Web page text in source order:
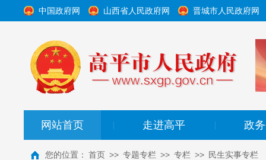
中国政府网 山西省人民政府网 晋城市人民政府网
网站首页 走进高平 政
您的位置： 首页 >> 专题专栏 >> 专栏 >> 民生实事专栏